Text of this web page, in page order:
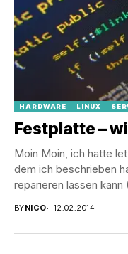
HARDWARE LINUX
Festplatte –
Moin Moin, ich hatte
dem ich beschrieben
reparieren lassen kann
BYNICO 12.02.2014